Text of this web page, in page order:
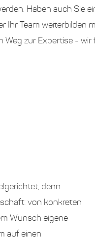
Haben auch Sie
Ihr Team weiterbilden
zur Expertise -
denn
von konkreten
Wunsch eigene
auf einen